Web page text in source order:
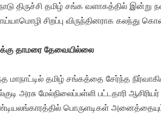
திருச்சி தமிழ் சங்க வளாகத்தில்
சிறப்பு விருந்தினராக கலந்து
தாமரை தேவையில்லை
மாநாட்டில் தமிழ் சங்கத்தை சேர்ந்த
அரசு மேல்நிலைப்பள்ளி பட்டதாரி
பொருளடிகள்